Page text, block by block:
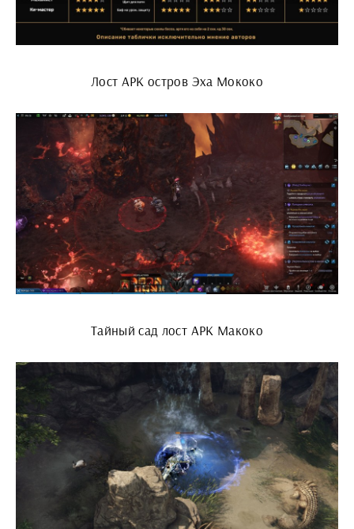
Лост АРК остров Эха Мококо
Тайный сад лост АРК Макоко